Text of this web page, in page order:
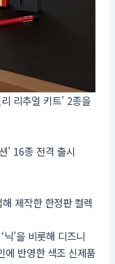
리추얼 키트’ 2종을
’ 16종 전격 출시
제작한 한정판 컬렉
’을 비롯해 디즈니
에 반영한 색조 신제품